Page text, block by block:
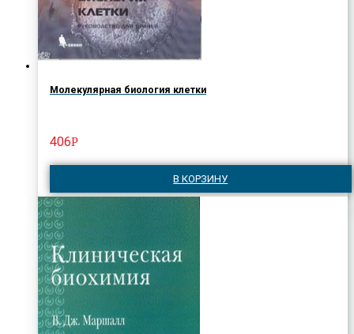
Молекулярная биология клетки
406Р
В КОРЗИНУ